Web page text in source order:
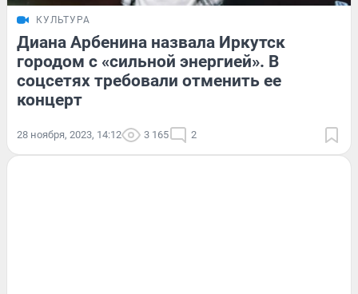
КУЛЬТУРА
Диана Арбенина назвала Иркутск
городом с «сильной энергией». В
соцсетях требовали отменить ее
концерт
28 ноября, 2023, 14:12 3 165 2